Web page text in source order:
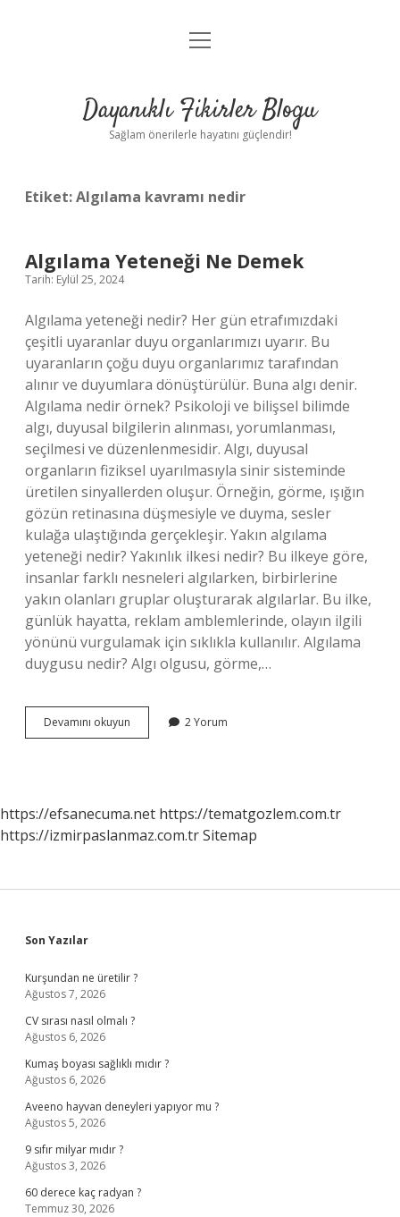
Anasayfa
Yasal Uyarı
menüyü
Dayanıklı Fikirler Blogu
Sağlam önerilerle hayatını güçlendir!
Etiket:Algılama kavramı nedir
Algılama Yeteneği Ne Demek
Tarih: Eylül 25, 2024
Algılama yeteneği nedir? Her gün etrafımızdaki
çeşitli uyaranlar duyu organlarımızı uyarır. Bu
uyaranların çoğu duyu organlarımız tarafından
alınır ve duyumlara dönüştürülür. Buna algı denir.
Algılama nedir örnek? Psikoloji ve bilişsel bilimde
algı, duyusal bilgilerin alınması, yorumlanması,
seçilmesi ve düzenlenmesidir. Algı, duyusal
organların fiziksel uyarılmasıyla sinir sisteminde
üretilen sinyallerden oluşur. Örneğin, görme, ışığın
gözün retinasına düşmesiyle ve duyma, sesler
kulağa ulaştığında gerçekleşir. Yakın algılama
yeteneği nedir? Yakınlık ilkesi nedir? Bu ilkeye göre,
insanlar farklı nesneleri algılarken, birbirlerine
yakın olanları gruplar oluşturarak algılarlar. Bu ilke,
günlük hayatta, reklam amblemlerinde, olayın ilgili
yönünü vurgulamak için sıklıkla kullanılır. Algılama
duygusu nedir? Algı olgusu, görme,…
Devamını okuyun Algılama
Yeteneği
2 Yorum
https://efsanecuma.net https://tematgozlem.com.tr
https://izmirpaslanmaz.com.trSitemap
Sidebar
Son Yazılar
Kurşundan ne üretilir ?
Ağustos 7, 2026
CV sırası nasıl olmalı ?
Ağustos 6, 2026
Kumaş boyası sağlıklı mıdır ?
Ağustos 6, 2026
Aveeno hayvan deneyleri yapıyor mu ?
Ağustos 5, 2026
9 sıfır milyar mıdır ?
Ağustos 3, 2026
60 derece kaç radyan ?
Temmuz 30, 2026